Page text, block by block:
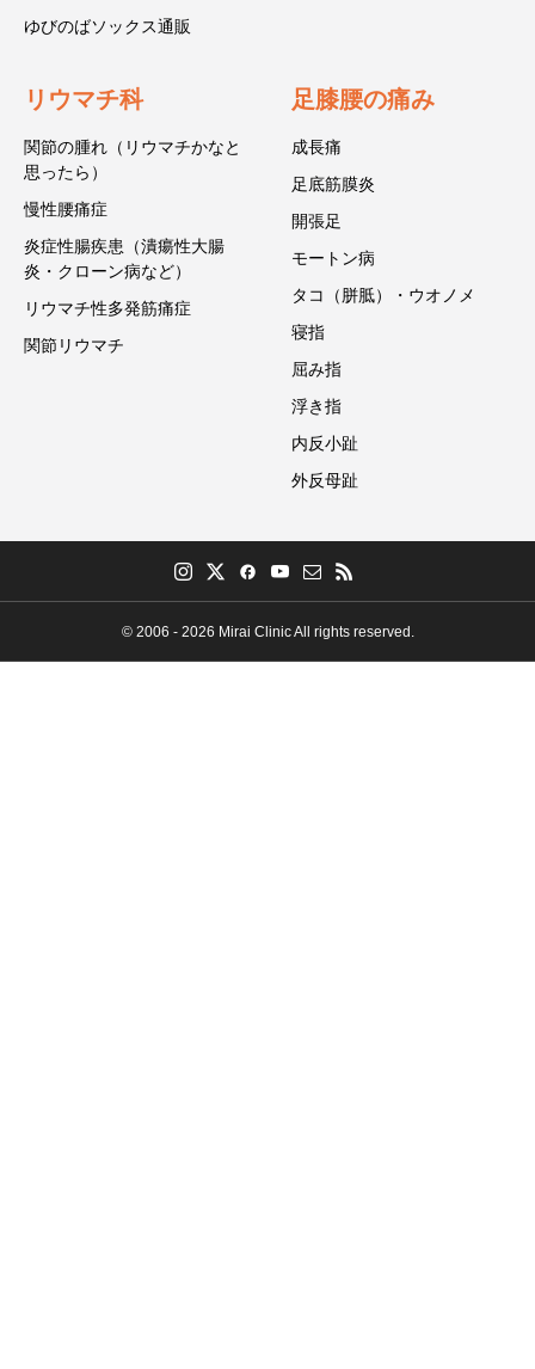
ゆびのばソックス通販
リウマチ科
関節の腫れ（リウマチかなと
思ったら）
慢性腰痛症
炎症性腸疾患（潰瘍性大腸
炎・クローン病など）
リウマチ性多発筋痛症
関節リウマチ
足膝腰の痛み
成長痛
足底筋膜炎
開張足
モートン病
タコ（胼胝）・ウオノメ
寝指
屈み指
浮き指
内反小趾
外反母趾
© 2006 - 2026 Mirai Clinic All rights reserved.